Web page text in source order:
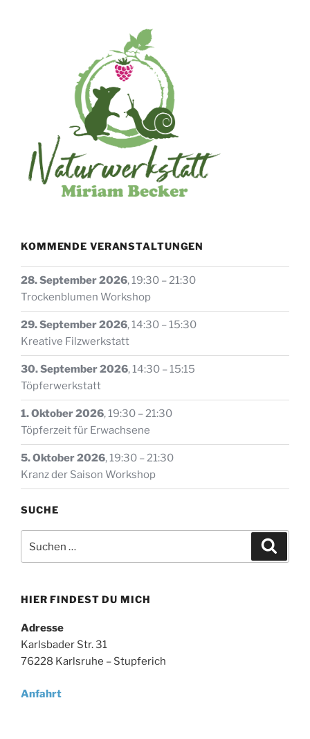
Die
Optionen
können
Produktseite
gewählt
werden
KOMMENDE VERANSTALTUNGEN
28. September 2026,19:30 –21:30
Trockenblumen Workshop
29. September 2026,14:30 –15:30
Kreative Filzwerkstatt
30. September 2026,14:30 –15:15
Töpferwerkstatt
1. Oktober 2026,19:30 –21:30
Töpferzeit für Erwachsene
5. Oktober 2026,19:30 –21:30
Kranz der Saison Workshop
SUCHE
nach:
HIER FINDEST DU MICH
Adresse
Karlsbader Str. 31
76228 Karlsruhe – Stupferich
Anfahrt